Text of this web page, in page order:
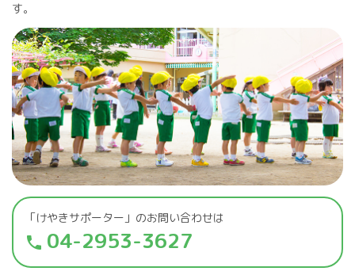
す。
「けやきサポーター」のお問い合わせは
phone 04-2953-3627